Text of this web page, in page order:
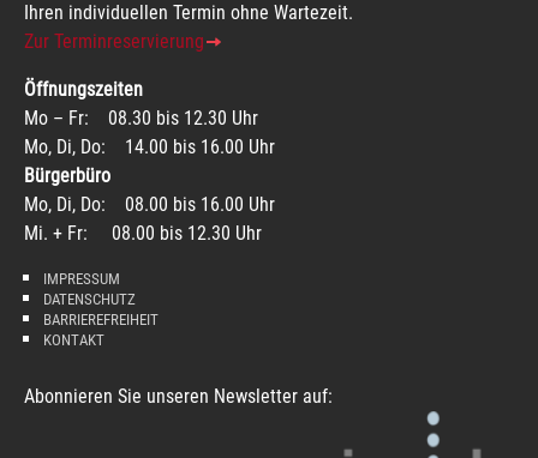
Ihren individuellen Termin ohne Wartezeit.
Zur Terminreservierung
Öffnungszeiten
Mo – Fr: 08.30 bis 12.30 Uhr
Mo, Di, Do: 14.00 bis 16.00 Uhr
Bürgerbüro
Mo, Di, Do: 08.00 bis 16.00 Uhr
Mi. + Fr: 08.00 bis 12.30 Uhr
IMPRESSUM
DATENSCHUTZ
BARRIEREFREIHEIT
KONTAKT
Abonnieren Sie unseren Newsletter auf: